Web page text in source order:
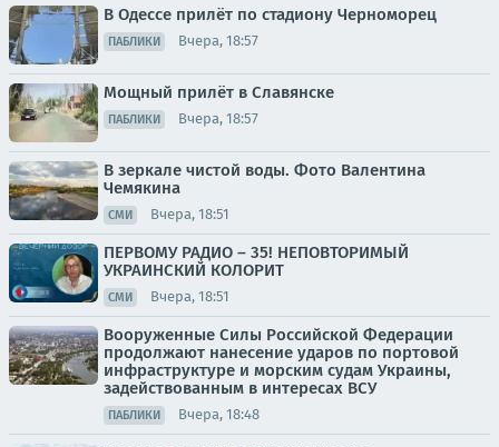
В Одессе прилёт по стадиону Черноморец
ПАБЛИКИ Вчера, 18:57
Мощный прилёт в Славянске
ПАБЛИКИ Вчера, 18:57
В зеркале чистой воды. Фото Валентина
Чемякина
СМИ Вчера, 18:51
ПЕРВОМУ РАДИО – 35! НЕПОВТОРИМЫЙ
УКРАИНСКИЙ КОЛОРИТ
СМИ Вчера, 18:51
Вооруженные Силы Российской Федерации
продолжают нанесение ударов по портовой
инфраструктуре и морским судам Украины,
задействованным в интересах ВСУ
ПАБЛИКИ Вчера, 18:48